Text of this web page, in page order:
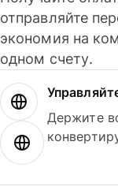
отправляйте
экономия на
одном счету.
Держите